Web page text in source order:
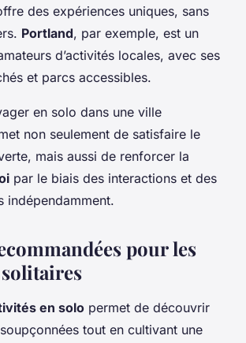
des expériences uniques, sans
Portland, par exemple, est un
d’activités locales, avec ses
et parcs accessibles.
en solo dans une ville
non seulement de satisfaire le
mais aussi de renforcer la
par le biais des interactions et des
indépendamment.
pour les
en solo permet de découvrir
tout en cultivant une